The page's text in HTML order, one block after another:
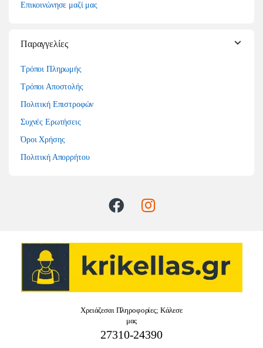
Επικοινώνησε μαζί μας
Παραγγελίες
Τρόποι Πληρωμής
Τρόποι Αποστολής
Πολιτική Επιστροφών
Συχνές Ερωτήσεις
Όροι Χρήσης
Πολιτική Απορρήτου
Χρειάζεσαι Πληροφορίες; Κάλεσε
μας
27310-24390